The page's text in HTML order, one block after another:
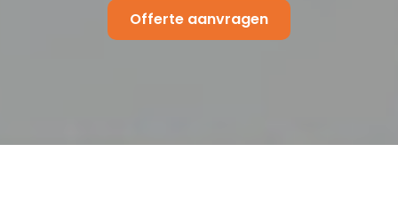
Offerte aanvragen